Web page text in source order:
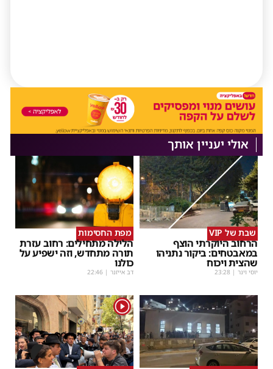
אולי יעניין אותך
שבת של VIP
הרחוב היוקרתי הוצף
במאבטחים: ביקור נתניהו
שהצית ויכוח
יוסי וינר |
23:28
מפת החסימות
הלילה מתחילים: רחוב עזרת
תורה מתחדש, וזה ישפיע על
כולנו
דב אייזנר |
22:46
1